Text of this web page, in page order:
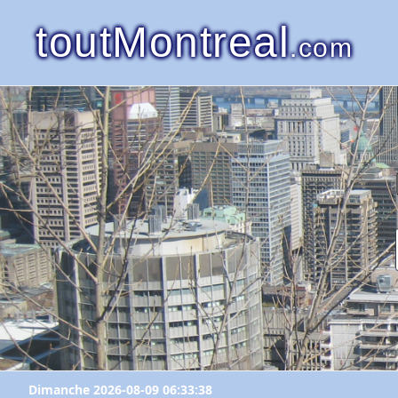
toutMontreal.com
Dimanche 2026-08-09 06:33:38